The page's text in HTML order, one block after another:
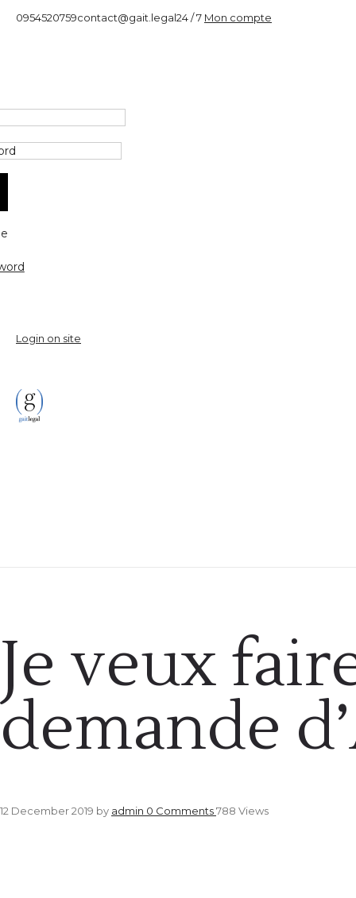
0954520759contact@gait.legal24 / 7 Mon compte
Login on site
Je veux
demande
12 December 2019 by admin 0 Comments788 Views